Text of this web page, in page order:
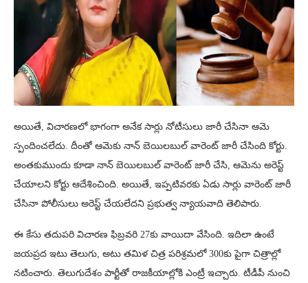
అయితే, విచారణలో భాగంగా అనేక సార్లు నోటీసులు జారీ చేసినా ఆమె
స్పందించలేదు. దీంతో ఆమెకు నాన్​ బెయిలబుల్​ వారెంట్​ జారీ చేసింది కోర్టు.
అంతకుముందు కూడా నాన్​ బెయిలబుల్​ వారెంట్ జారీ చేసి, ఆమెను అరెస్ట్
చేయాలని కోర్టు ఆదేశించింది. అయితే, ఇప్పటివరకు ఏడు సార్లు వారెంట్ జారీ
చేసినా పోలీసులు అరెస్ట్ చేయలేదని ప్రభుత్వ న్యాయవాది తెలిపారు.
ఈ కేసు తదుపరి విచారణ ఫిబ్రవరి 27కు వాయిదా వేసింది. ఇదిలా ఉంటే
జయప్రద ఇటు తెలుగు, అటు తమిళ చిత్ర పరిశ్రమలో 300కు పైగా చిత్రాల్లో
నటించారు. తెలుగుదేశం పార్టీతో రాజకీయాల్లోకి ఎంట్రీ ఇచ్చారు. టీడీపీ నుంచి